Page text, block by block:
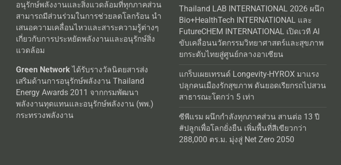
อนุรักษ์พลังงานและสิ่งแวดล้อมที่ทุกภาคส่วน
สามารถมีส่วนร่วมในการช่วยลดโลกร้อน นำ
เสนอความเคลื่อนไหวและสาระความรู้ต่างๆ
เกี่ยวกับการประหยัดพลังงานและอนุรักษ์สิ่ง
แวดล้อม
Green Networkได้รับรางวัลนิตยสารส่ง
เสริมด้านการอนุรักษ์พลังงาน Thailand
Energy Awards 2011 จากกรมพัฒนา
พลังงานทุดแทนและอนุรักษ์พลังงาน (พพ.)
กระทรวงพลังงาน
Thailand LAB INTERNATIONAL 2026 ผนึก
Bio+HealthTech INTERNATIONAL และ
FutureCHEM INTERNATIONAL เปิดเวที AI
ขับเคลื่อนนวัตกรรมวิทยาศาสตร์และสุขภาพ
ยกระดับไทยสู่ศูนย์กลางอาเซียน
แกร็บเผยเทรนด์ Longevity-HYROX มาแรง
ปลุกคนเมืองรักสุขภาพ ดันยอดเรียกรถไปสวน
สาธารณะโตกว่า 5 เท่า
ซีพีแรม ผนึกกำลังทุกภาคส่วน สานต่อ 13 ปี
#ปลูกเพื่อโลกยั่งยืน เพิ่มพื้นที่สีเขียวกว่า
288,000 ตร.ม. มุ่งสู่ Net Zero 2050